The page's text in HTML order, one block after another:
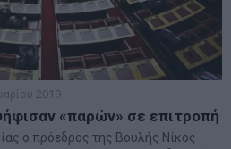
2019
«παρών» σε επιτροπή
ο πρόεδρος της Βουλής Νίκος